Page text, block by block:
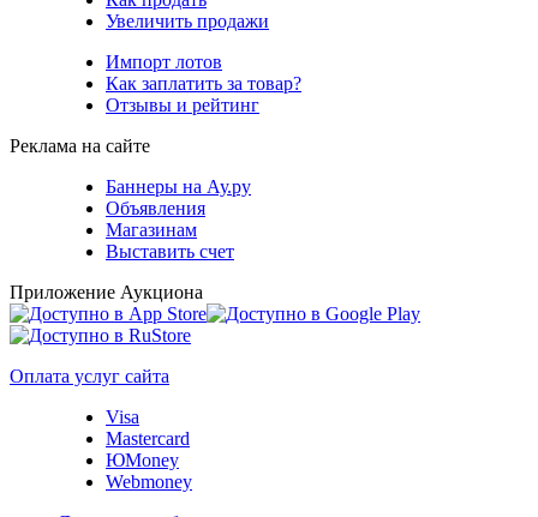
Увеличить продажи
Импорт лотов
Как заплатить за товар?
Отзывы и рейтинг
Реклама на сайте
Баннеры на Ау.ру
Объявления
Магазинам
Выставить счет
Приложение Аукциона
Оплата услуг сайта
Visa
Mastercard
ЮMoney
Webmoney